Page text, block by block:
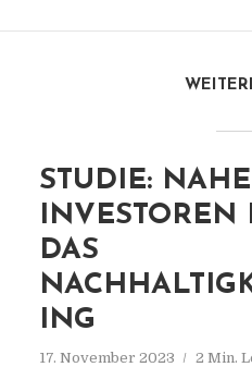
STUDIE:
INVESTOREN
DAS
ING
17. November 2023 2 Min.